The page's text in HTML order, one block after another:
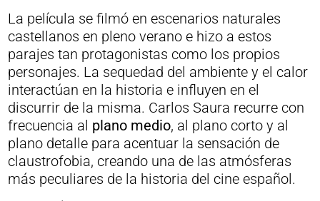
La película se filmó en escenarios naturales
castellanos en pleno verano e hizo a estos
parajes tan protagonistas como los propios
personajes. La sequedad del ambiente y el calor
interactúan en la historia e influyen en el
discurrir de la misma. Carlos Saura recurre con
frecuencia al plano medio, al plano corto y al
plano detalle para acentuar la sensación de
claustrofobia, creando una de las atmósferas
más peculiares de la historia del cine español.